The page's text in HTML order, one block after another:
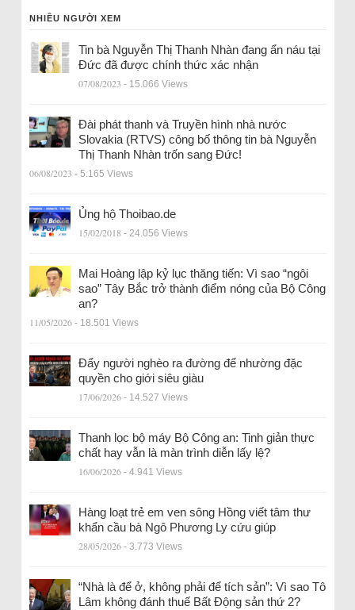
NHIỀU NGƯỜI XEM
Tin bà Nguyễn Thị Thanh Nhàn đang ẩn náu tại
Đức đã được chính thức xác nhận
07/08/2023 - 15.066 Views
Đài phát thanh và Truyền hình nhà nước
Slovakia (RTVS) công bố thông tin bà Nguyễn
Thị Thanh Nhàn trốn sang Đức!
06/08/2023 - 5.165 Views
Ủng hộ Thoibao.de
15/02/2018 - 24.056 Views
Mai Hoàng lập kỷ lục thăng tiến: Vì sao “ngôi
sao” Tây Bắc trở thành điểm nóng của Bộ Công
an?
11/05/2026 - 18.501 Views
Đẩy người nghèo ra đường để nhường đặc
quyền cho giới siêu giàu
17/06/2026 - 14.527 Views
Thanh lọc bộ máy Bộ Công an: Tinh giản thực
chất hay vẫn là màn trình diễn lấy lệ?
16/06/2026 - 4.941 Views
Hàng loạt trẻ em ven sông Hồng viết tâm thư
khẩn cầu bà Ngô Phương Ly cứu giúp
28/05/2026 - 3.773 Views
“Nhà là để ở, không phải để tích sản”: Vì sao Tô
Lâm không đánh thuế Bất Động sản thứ 2?